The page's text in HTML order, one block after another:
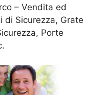
– Vendita ed
di Sicurezza, Grate
Porte